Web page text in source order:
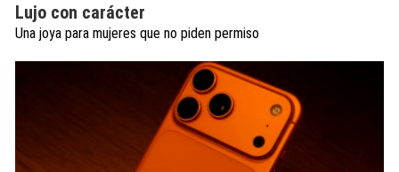
Lujo con carácter
Una joya para mujeres que no piden permiso